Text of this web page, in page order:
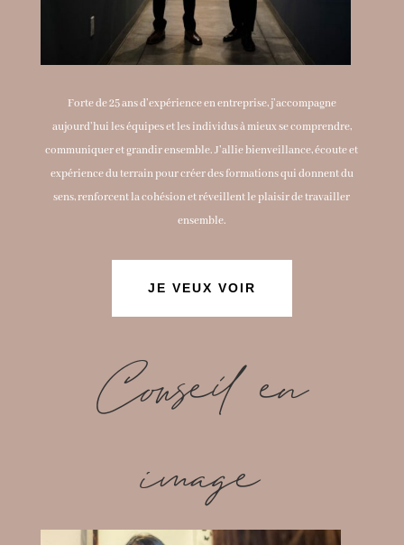
Forte de 25 ans d’expérience en entreprise, j’accompagne
aujourd’hui les équipes et les individus à mieux se comprendre,
communiquer et grandir ensemble. J’allie bienveillance, écoute et
expérience du terrain pour créer des formations qui donnent du
sens, renforcent la cohésion et réveillent le plaisir de travailler
ensemble.
JE VEUX VOIR
Conseil en
image